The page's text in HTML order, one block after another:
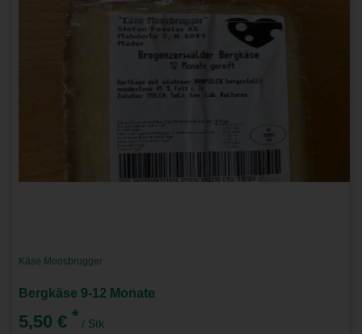
Käse Moosbrugger
Bergkäse 9-12 Monate
5,50 € * / Stk